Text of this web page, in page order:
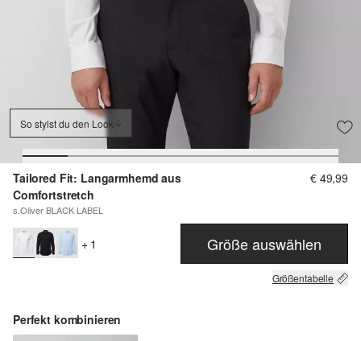
So stylst du den Look
Tailored Fit: Langarmhemd aus
Comfortstretch
s.Oliver BLACK LABEL
€ 49,99
+ 1 Größe auswählen
Größentabelle
Perfekt kombinieren